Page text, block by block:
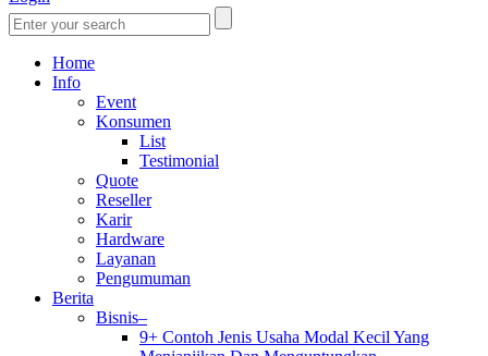
Home
Info
Event
Konsumen
List
Testimonial
Quote
Reseller
Karir
Hardware
Layanan
Pengumuman
Berita
Bisnis–
9+ Contoh Jenis Usaha Modal Kecil Yang